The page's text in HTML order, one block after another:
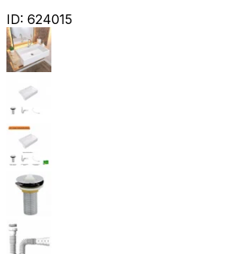
ID: 624015